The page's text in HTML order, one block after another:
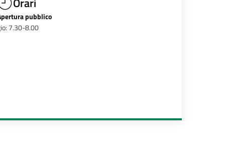
pubblico
7.30-8.00